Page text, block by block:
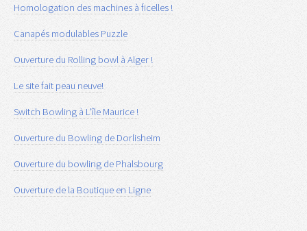
Homologation des machines à ficelles !
Canapés modulables Puzzle
Ouverture du Rolling bowl à Alger !
Le site fait peau neuve!
Switch Bowling à L'île Maurice !
Ouverture du Bowling de Dorlisheim
Ouverture du bowling de Phalsbourg
Ouverture de la Boutique en Ligne